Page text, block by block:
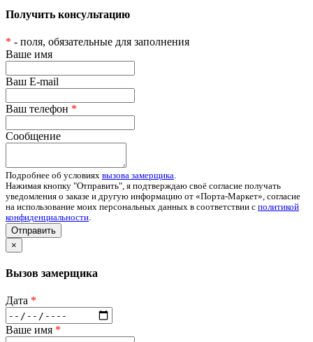
Получить консультацию
* - поля, обязательные для заполнения
Ваше имя
Ваш E-mail
Ваш телефон *
Сообщение
Подробнее об условиях вызова замерщика.
Нажимая кнопку "Отправить", я подтверждаю своё согласие получать
уведомления о заказе и другую информацию от «Порта-Маркет», согласие
на использование моих персональных данных в соответствии с политикой
конфиденциальности.
Отправить
×
Вызов замерщика
Дата *
Ваше имя *